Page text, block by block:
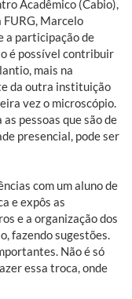
Acadêmico (Cabio),
FURG, Marcelo
a participação de
é possível contribuir
mais na
da outra instituição
vez o microscópio.
pessoas que são de
presencial, pode ser
com um aluno de
e expôs as
e a organização dos
fazendo sugestões.
Não é só
essa troca, onde